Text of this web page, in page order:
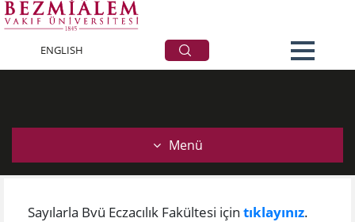
ENGLISH Sayılarla Eczacılık
Menü
Sayılarla Bvü Eczacılık Fakültesi ​için tıklayınız.